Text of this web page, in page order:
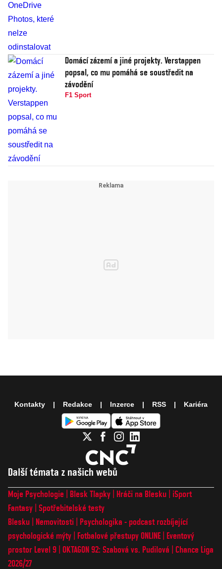
Domácí zázemí a jiné projekty. Verstappen
popsal, co mu pomáhá se soustředit na
závodění
F1 Sport
Další témata z našich webů
Moje Psychologie Blesk Tlapky Hráči na Blesku
iSport
Fantasy Spotřebitelské testy
Blesku
Nemovitosti
Psychologika - podcast rozbíjející
psychologické mýty
Fotbalové přestupy ONLINE
Eventový
prostor Level 9 OKTAGON 92: Szabová vs. Pudilová
Chance Liga
2026/27
Kontakty Redakce Inzerce RSS Kariéra